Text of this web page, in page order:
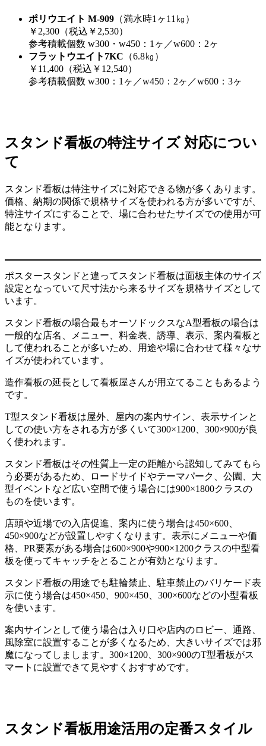
ポリウエイト M-909 （満水時1ヶ11㎏）
￥2,300（税込￥2,530）
参考積載個数 w300・w450：1ヶ／w600：2ヶ
フラットウエイト7KC （6.8㎏）
￥11,400（税込￥12,540）
参考積載個数 w300：1ヶ／w450：2ヶ／w600：3ヶ
スタンド看板の特注サイズ 対応につい
て
スタンド看板は特注サイズに対応できる物が多くあります。
価格、納期の関係で規格サイズを使われる方が多いですが、
特注サイズにすることで、場に合わせたサイズでの使用が可
能となります。
ポスタースタンドと違ってスタンド看板は面板主体のサイズ
設定となっていて尺寸法から来るサイズを規格サイズとして
います。
スタンド看板の場合最もオーソドックスなA型看板の場合は
一般的な店名、メニュー、料金表、誘導、表示、案内看板と
して使われることが多いため、用途や場に合わせて様々なサ
イズが使われています。
造作看板の延長として看板屋さんが用立てることもあるよう
です。
T型スタンド看板は屋外、屋内の案内サイン、表示サインと
しての使い方をされる方が多くいて300×1200、300×900が良
く使われます。
スタンド看板はその性質上一定の距離から認知してみてもら
う必要があるため、ロードサイドやテーマパーク、公園、大
型イベントなど広い空間で使う場合には900×1800クラスの
ものを使います。
店頭や近場での入店促進、案内に使う場合は450×600、
450×900などが設置しやすくなります。表示にメニューや価
格、PR要素がある場合は600×900や900×1200クラスの中型看
板を使ってキャッチをとることが有効となります。
スタンド看板の用途でも駐輪禁止、駐車禁止のバリケード表
示に使う場合は450×450、900×450、300×600などの小型看板
を使います。
案内サインとして使う場合は入り口や店内のロビー、通路、
風除室に設置することが多くなるため、大きいサイズでは邪
魔になってしまします。300×1200、300×900のT型看板がス
マートに設置できて見やすくおすすめです。
スタンド看板用途活用の定番スタイル